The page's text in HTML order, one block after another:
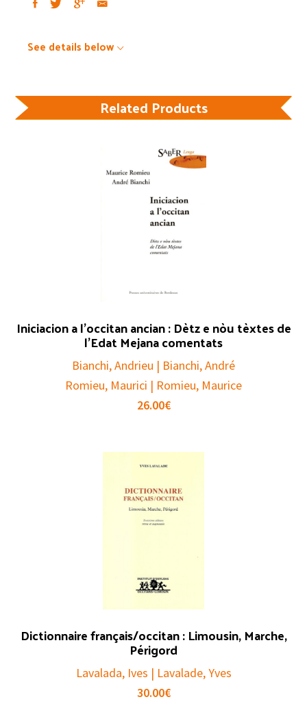
See details below
Related Products
Iniciacion a l’occitan ancian : Dètz e nòu tèxtes de
l’Edat Mejana comentats
Bianchi, Andrieu | Bianchi, André
Romieu, Maurici | Romieu, Maurice
26.00€
Dictionnaire français/occitan : Limousin, Marche,
Périgord
Lavalada, Ives | Lavalade, Yves
30.00€